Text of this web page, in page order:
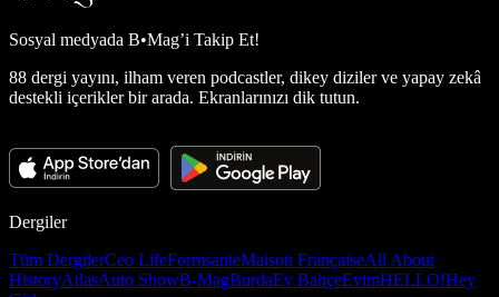
Sosyal medyada B•Mag’i Takip Et!
88 dergi yayını, ilham veren podcastler, dikey diziler ve yapay zekâ
destekli içerikler bir arada. Ekranlarınızı dik tutun.
Dergiler
Tüm DergilerCeo LifeFormsanteMaison FrançaiseAll About
HistoryAtlasAuto ShowB-MagBurdaEv BahçeEvimHELLO!Hey